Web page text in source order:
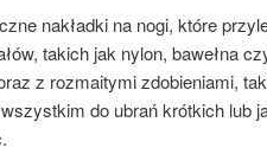
nakładki na nogi, które
takich jak nylon, bawełna
z rozmaitymi zdobieniami,
do ubrań krótkich lub